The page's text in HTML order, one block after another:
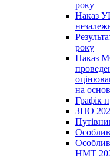
року
Наказ
року
Наказ
на
Графік
ЗНО
НМТ